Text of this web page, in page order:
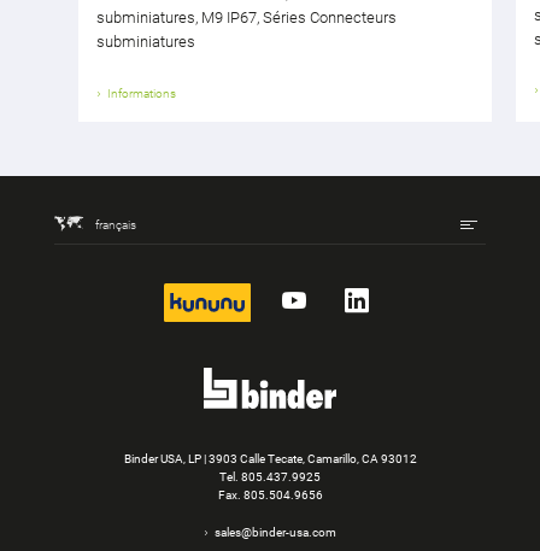
subminiatures, M9 IP67, Séries Connecteurs
subminiatures
Informations
français
kununu YouTubeLinkedIn
Binder USA, LP | 3903 Calle Tecate, Camarillo, CA 93012
Tel. 805.437.9925
Fax. 805.504.9656
sales@binder-usa.com